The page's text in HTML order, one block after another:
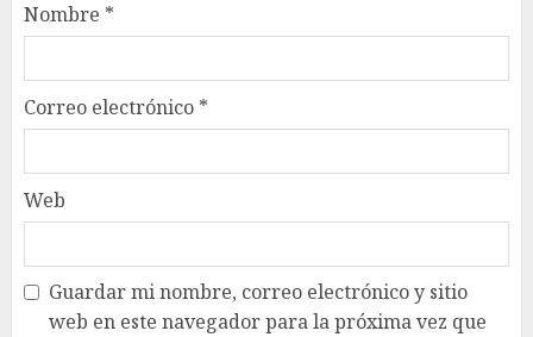
Nombre *
Correo electrónico *
Web
Guardar mi nombre, correo electrónico y sitio
web en este navegador para la próxima vez que